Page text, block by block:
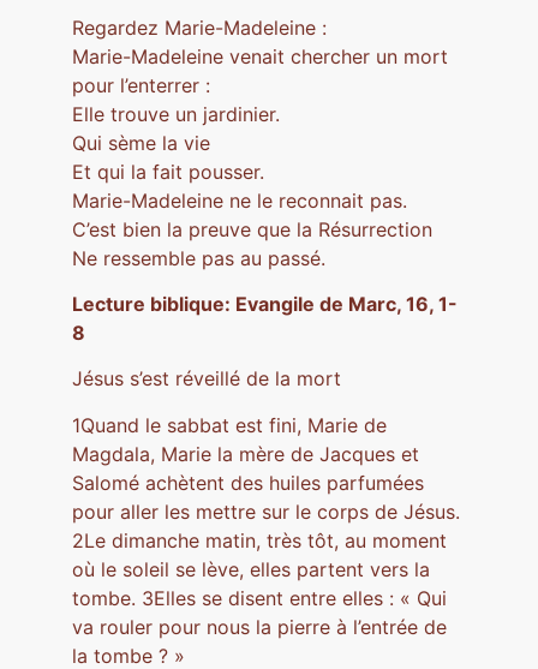
Regardez Marie-Madeleine :
Marie-Madeleine venait chercher un mort
pour l’enterrer :
Elle trouve un jardinier.
Qui sème la vie
Et qui la fait pousser.
Marie-Madeleine ne le reconnait pas.
C’est bien la preuve que la Résurrection
Ne ressemble pas au passé.
Lecture biblique: Evangile de Marc, 16, 1-
8
Jésus s’est réveillé de la mort
1Quand le sabbat est fini, Marie de
Magdala, Marie la mère de Jacques et
Salomé achètent des huiles parfumées
pour aller les mettre sur le corps de Jésus.
2Le dimanche matin, très tôt, au moment
où le soleil se lève, elles partent vers la
tombe. 3Elles se disent entre elles : « Qui
va rouler pour nous la pierre à l’entrée de
la tombe ? »